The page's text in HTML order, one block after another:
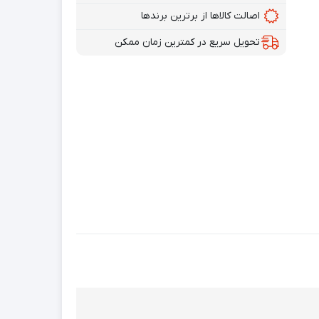
اصالت کالاها از برترین برندها
تحویل سریع در کمترین زمان ممکن